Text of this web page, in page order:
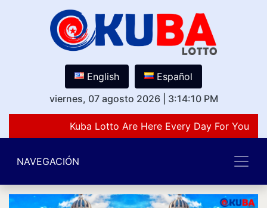
English
Español
viernes, 07 agosto 2026
3:14:10 PM
Kuba Lotto Are Here Every Day For You
NAVEGACIÓN